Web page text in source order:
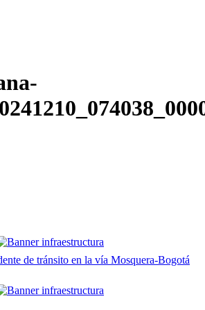
de tránsito en la vía Mosquera-Bogotá